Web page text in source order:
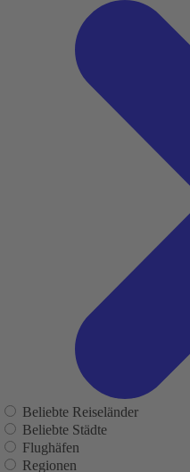
Beliebte Reiseländer
Beliebte Städte
Flughäfen
Regionen